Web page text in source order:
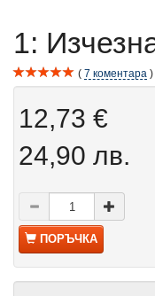
1:
7 коментара
12,73 €
24,90 лв.
ПОРЪЧКА